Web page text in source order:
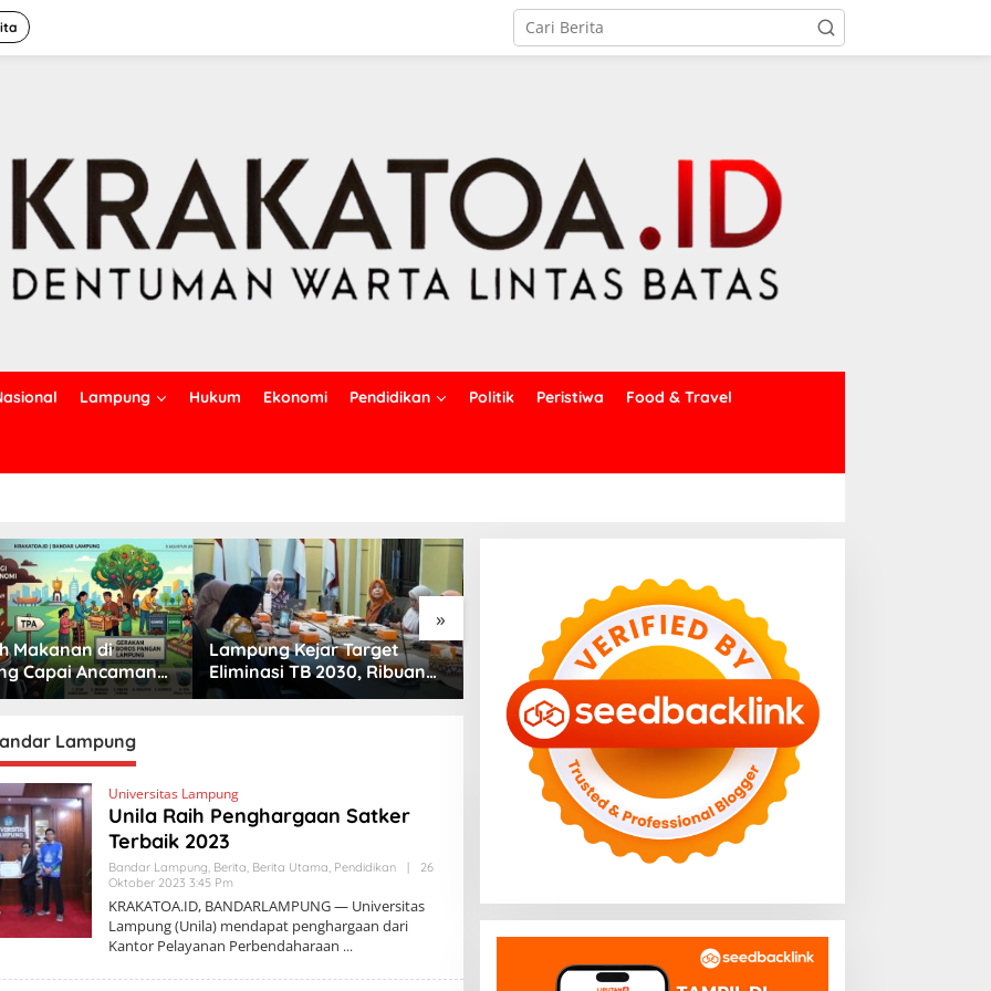
Lampung Hukum Ekonomi Pendidikan Politik Peristiwa Food & Travel
»
Makanan di
Capai Ancaman
Warga Diminta
Lampung Kejar Target
Eliminasi TB 2030, Ribuan
Kasus Tuberkulosis
BBWS Mesuji Sekampung
Pastikan Pengaman Pantai
Mandiri Sejati Penuhi
Standar Mutu
Sampah Plastik Penuhi
Perairan Pantai Mutun-
Pulau Tangkil, Perenang
Turun Tangan
Lampung
Universitas Lampung
Unila Raih Penghargaan Satker
Terbaik 2023
Bandar Lampung, Berita, Berita Utama, Pendidikan
26
Oktober 2023 3:45 Pm
L
E
H
K
A
KRAKATOA.ID, BANDARLAMPUNG — Universitas
Lampung (Unila) mendapat penghargaan dari
Kantor Pelayanan Perbendaharaan